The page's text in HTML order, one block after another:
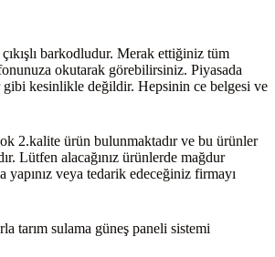
barkodludur. Merak ettiğiniz tüm
okutarak görebilirsiniz. Piyasada
gibi kesinlikle değildir. Hepsinin ce belgesi ve
2.kalite ürün bulunmaktadır ve bu ürünler
Lütfen alacağınız ürünlerde mağdur
yapınız veya tedarik edeceğiniz firmayı
tarım sulama güneş paneli sistemi